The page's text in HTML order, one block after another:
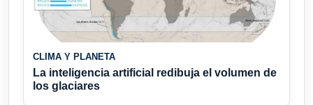
CLIMA Y PLANETA
La inteligencia artificial redibuja el volumen de
los glaciares